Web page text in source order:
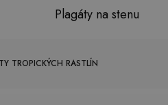
Plagáty na stenu
TROPICKÝCH RASTLÍN